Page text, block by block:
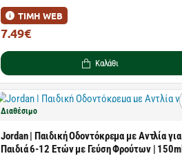
ΤΙΜΗ WEB
7.49€
Καλάθι
Διαθέσιμο
Jordan | Παιδική Οδοντόκρεμα με Αντλία για
Παιδιά 6-12 Ετών με Γεύση Φρούτων | 150ml